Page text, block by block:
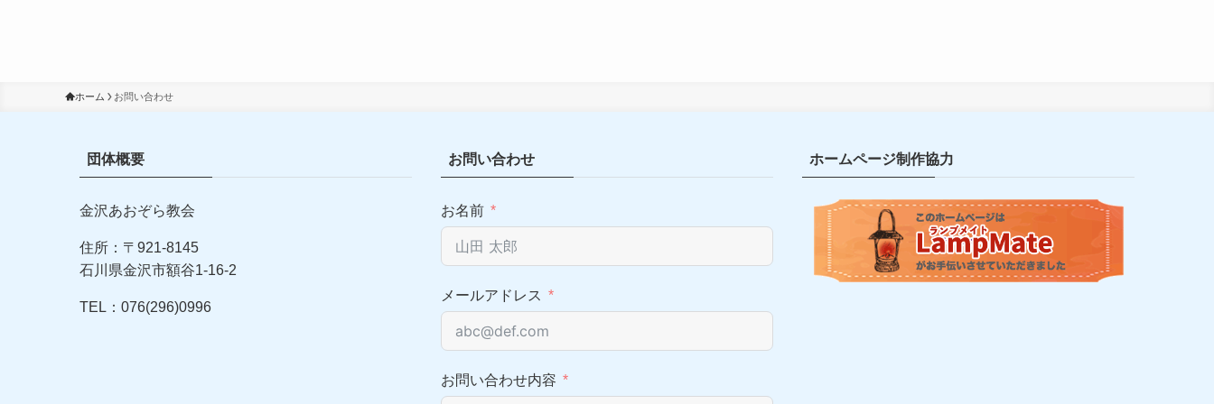
ホーム お問い合わせ
団体概要
金沢あおぞら教会
住所：〒921-8145
石川県金沢市額谷1-16-2
TEL：076(296)0996
お問い合わせ
お名前
メールアドレス
お問い合わせ内容
ホームページ制作協力